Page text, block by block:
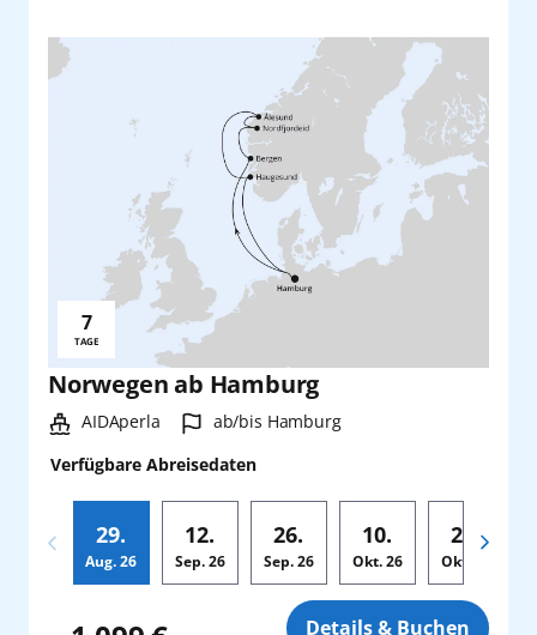
Norwegen ab Hamburg
Schiff:
AIDAperla Hafen:
ab/bis Hamburg
Verfügbare Abreisedaten
29.
Aug. 26
12.
Sep.26
26.
Sep.26
10.
Okt.26
24.
Okt.
Reisedauer:
7
TAGE
Details & Buchen